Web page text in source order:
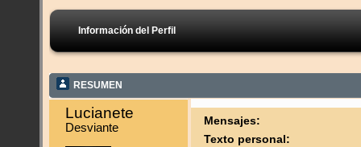
Información del Perfil
RESUMEN
Lucianete
Desviante
Mensajes:
Texto personal: